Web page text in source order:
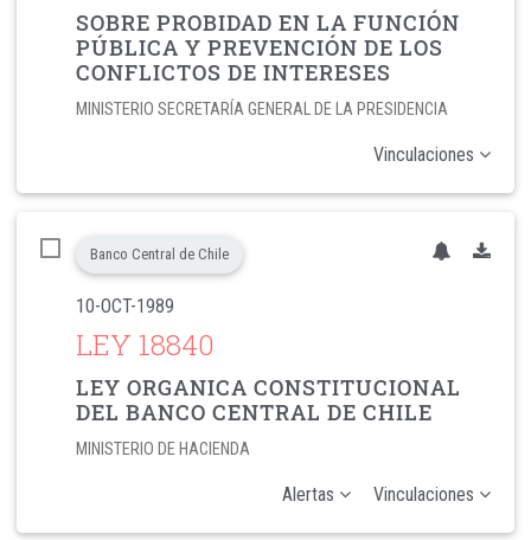
SOBRE PROBIDAD EN LA FUNCIÓN
PÚBLICA Y PREVENCIÓN DE LOS
CONFLICTOS DE INTERESES
MINISTERIO SECRETARÍA GENERAL DE LA PRESIDENCIA
Vinculaciones
Banco Central de Chile
10-OCT-1989
LEY 18840
LEY ORGANICA CONSTITUCIONAL
DEL BANCO CENTRAL DE CHILE
MINISTERIO DE HACIENDA
Alertas Vinculaciones